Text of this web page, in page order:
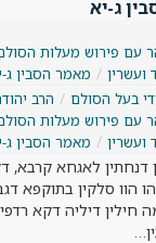
ג-יא
עם פירוש מעלות
ועשרין
מאמר הסבין ג-
בעל הסולם
הרב
עם פירוש מעלות
ועשרין
מאמר הסבין ג-
דנחתין לאגחא קרבא,
הוו סלקין בתוקפא
חילין דיליה דקא